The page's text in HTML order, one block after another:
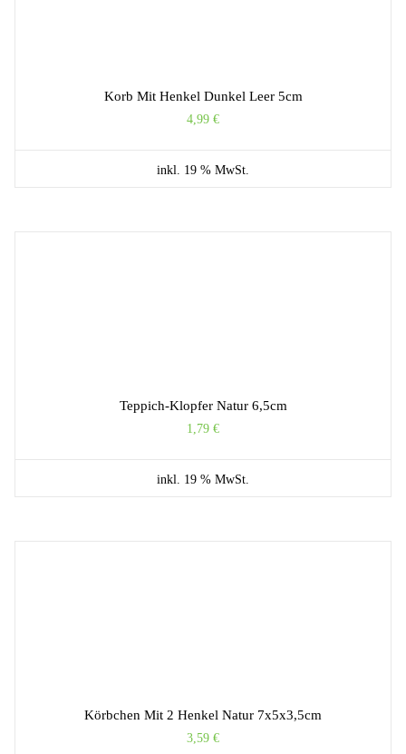
Korb Mit Henkel Dunkel Leer 5cm
4,99 €
inkl. 19 % MwSt.
Teppich-Klopfer Natur 6,5cm
1,79 €
inkl. 19 % MwSt.
Körbchen Mit 2 Henkel Natur 7x5x3,5cm
3,59 €